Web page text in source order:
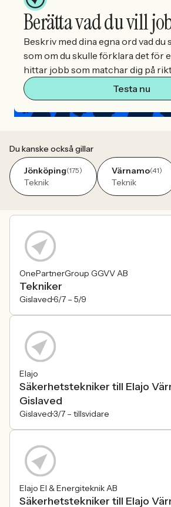
Berätta vad du vill
Beskriv med dina egna ord vad du
som om du skulle förklara det för
hittar jobb som matchar dig på
Testa nu
Du kanske också gillar
Jönköping(175)
Teknik
Värnamo(41)
Teknik
OnePartnerGroup GGVV AB
Tekniker
Gislaved6/7 – 5/9
Elajo
Säkerhetstekniker till Elajo
Gislaved
Gislaved3/7 – tillsvidare
Elajo El & Energiteknik AB
Säkerhetstekniker till Elajo